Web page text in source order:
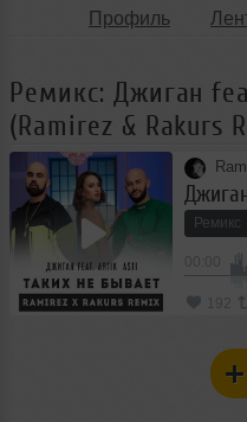
Профиль
Ремикс: Джиган
(Ramirez & Rakurs
Ремикс
192